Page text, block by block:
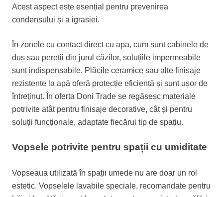
Acest aspect este esențial pentru prevenirea
condensului și a igrasiei.
În zonele cu contact direct cu apa, cum sunt cabinele de
duș sau pereții din jurul căzilor, soluțiile impermeabile
sunt indispensabile. Plăcile ceramice sau alte finisaje
rezistente la apă oferă protecție eficientă și sunt ușor de
întreținut. În oferta Doni Trade se regăsesc materiale
potrivite atât pentru finisaje decorative, cât și pentru
soluții funcționale, adaptate fiecărui tip de spațiu.
Vopsele potrivite pentru spații cu umiditate
Vopseaua utilizată în spații umede nu are doar un rol
estetic. Vopselele lavabile speciale, recomandate pentru